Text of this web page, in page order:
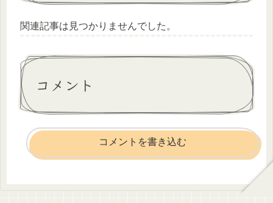
関連記事は見つかりませんでした。
コメント
コメントを書き込む